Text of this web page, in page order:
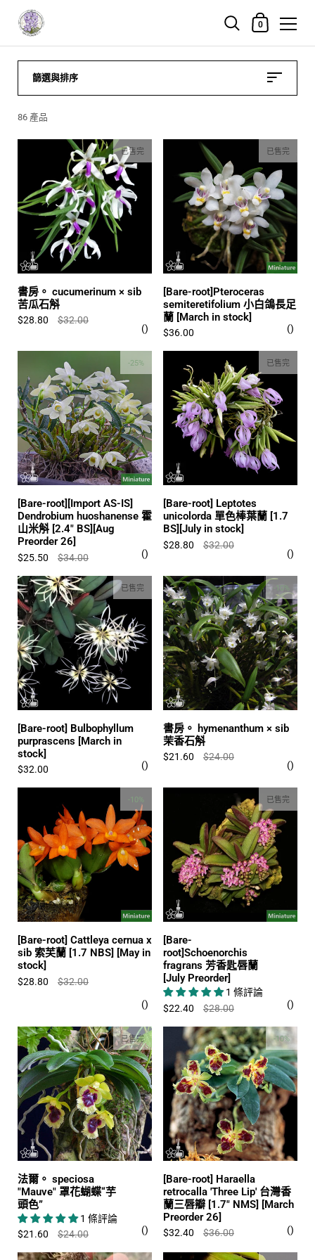
購物車
0
篩選與排序
86 產品
書房。 cucumerinum × sib
苦瓜石斛
$28.80 $32.00
已售完
[Bare-root]Pteroceras
semiteretifolium 小白鴿長足
蘭 [March in stock]
$36.00
已售完
[Bare-root][Import AS-IS]
Dendrobium huoshanense 霍
山米斛 [2.4" BS][Aug
Preorder 26]
$25.50 $34.00
-25%
[Bare-root] Leptotes
unicolorda 單色棒葉蘭 [1.7
BS][July in stock]
$28.80 $32.00
已售完
[Bare-root] Bulbophyllum
purprascens [March in
stock]
$32.00
已售完
書房。 hymenanthum × sib
茉香石斛
$21.60 $24.00
-10%
[Bare-root] Cattleya cernua x
sib 索芙蘭 [1.7 NBS] [May in
stock]
$28.80 $32.00
-10%
[Bare-
root]Schoenorchis
fragrans 芳香匙唇蘭
[July Preorder]
1 條評論
$22.40
$28.00
已售完
法爾。 speciosa
"Mauve" 罩花蝴蝶“芋
頭色”
1 條評論
$21.60
$24.00
已售完
[Bare-root] Haraella
retrocalla 'Three Lip' 台灣香
蘭三唇瓣 [1.7" NMS] [March
Preorder 26]
$32.40 $36.00
-10%